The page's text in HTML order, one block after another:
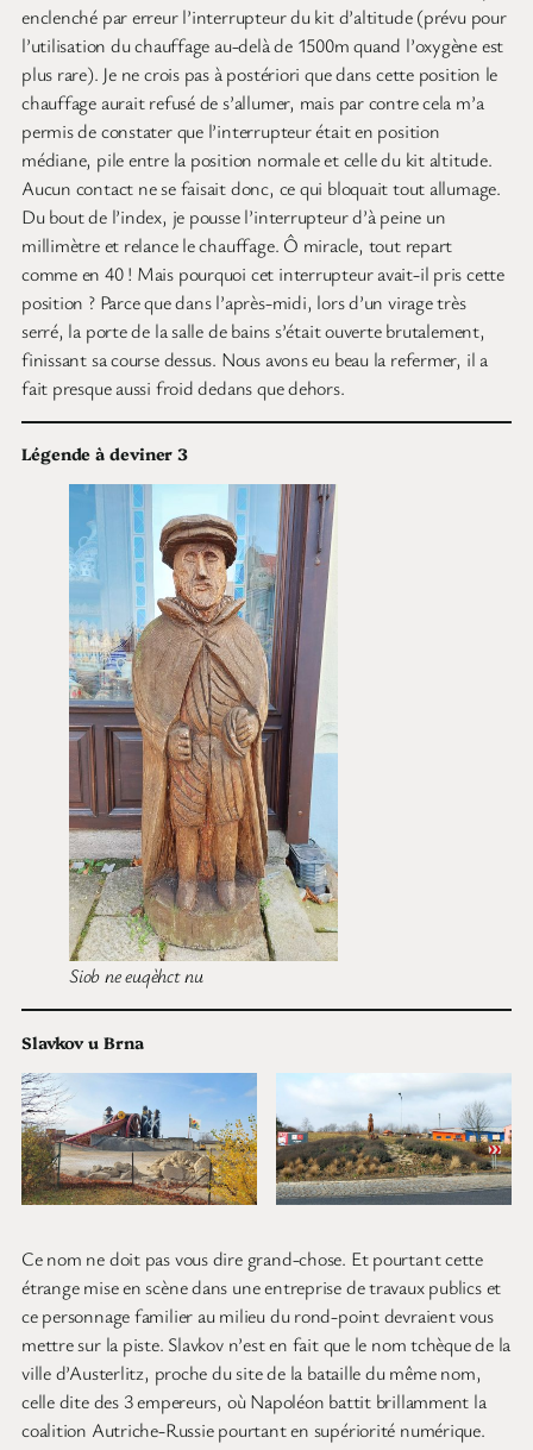
enclenché par erreur l’interrupteur du kit d’altitude (prévu pour
l’utilisation du chauffage au-delà de 1500m quand l’oxygène est
plus rare). Je ne crois pas à postériori que dans cette position le
chauffage aurait refusé de s’allumer, mais par contre cela m’a
permis de constater que l’interrupteur était en position
médiane, pile entre la position normale et celle du kit altitude.
Aucun contact ne se faisait donc, ce qui bloquait tout allumage.
Du bout de l’index, je pousse l’interrupteur d’à peine un
millimètre et relance le chauffage. Ô miracle, tout repart
comme en 40 ! Mais pourquoi cet interrupteur avait-il pris cette
position ? Parce que dans l’après-midi, lors d’un virage très
serré, la porte de la salle de bains s’était ouverte brutalement,
finissant sa course dessus. Nous avons eu beau la refermer, il a
fait presque aussi froid dedans que dehors.
Légende à deviner 3
Siob ne euqèhct nu
Slavkov u Brna
Ce nom ne doit pas vous dire grand-chose. Et pourtant cette
étrange mise en scène dans une entreprise de travaux publics et
ce personnage familier au milieu du rond-point devraient vous
mettre sur la piste. Slavkov n’est en fait que le nom tchèque de la
ville d’Austerlitz, proche du site de la bataille du même nom,
celle dite des 3 empereurs, où Napoléon battit brillamment la
coalition Autriche-Russie pourtant en supériorité numérique.